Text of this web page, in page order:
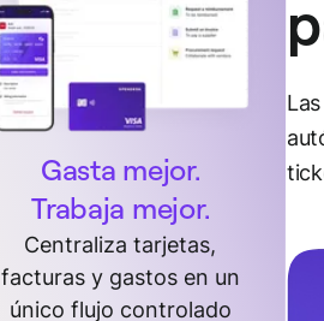
Gasta mejor.
Trabaja mejor.
Centraliza tarjetas,
facturas y gastos en un
único flujo controlado